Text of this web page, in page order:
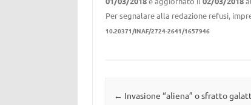
Per segnalare alla redazione refusi,
10.20371/INAF/2724-2641/1657946
Navigazione articolo
← Invasione “aliena” o sfratto